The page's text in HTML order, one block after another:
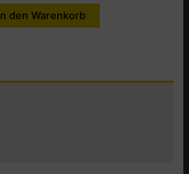
In den Warenkorb